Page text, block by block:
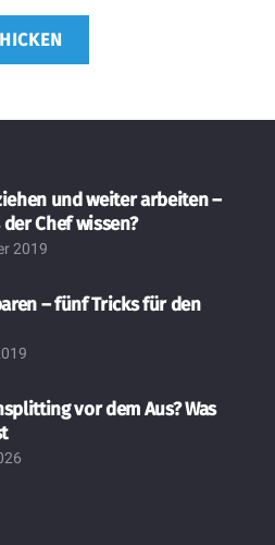
und weiter arbeiten –
Chef wissen?
2019
– fünf Tricks für den
vor dem Aus? Was